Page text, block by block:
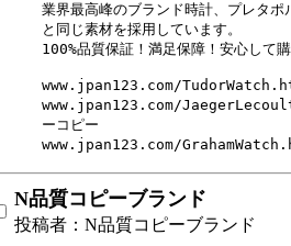
業界最高峰のブランド時計、プレタ
と同じ素材を採用しています。
100%品質保証！満足保障！安心して
www.jpan123.com/
www.jpan123.com/
ーコピー
www.jpan123.com/
N品質コピーブランド
投稿者：N品質コピーブランド